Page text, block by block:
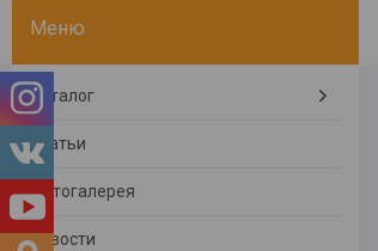
Каталог
Статьи
Фотогалерея
Новости